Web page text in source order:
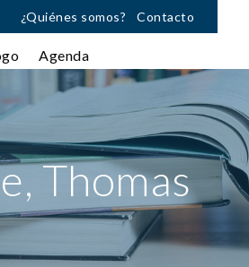
¿Quiénes somos? Contacto
Agenda
Thomas